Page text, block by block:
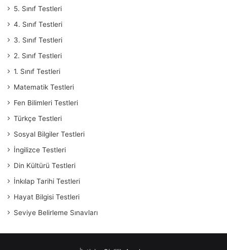
5. Sınıf Testleri
4. Sınıf Testleri
3. Sınıf Testleri
2. Sınıf Testleri
1. Sınıf Testleri
Matematik Testleri
Fen Bilimleri Testleri
Türkçe Testleri
Sosyal Bilgiler Testleri
İngilizce Testleri
Din Kültürü Testleri
İnkılap Tarihi Testleri
Hayat Bilgisi Testleri
Seviye Belirleme Sınavları